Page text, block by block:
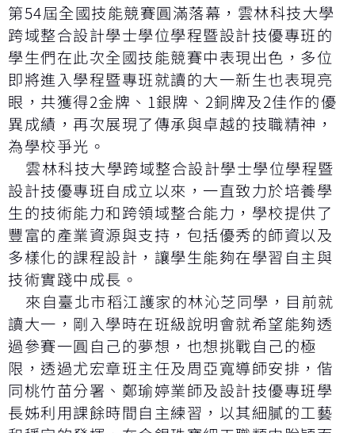
第54屆全國技能競賽圓滿落幕，雲林科技大學
跨域整合設計學士學位學程暨設計技優專班的
學生們在此次全國技能競賽中表現出色，多位
即將進入學程暨專班就讀的大一新生也表現亮
眼，共獲得2金牌、1銀牌、2銅牌及2佳作的優
異成績，再次展現了傳承與卓越的技職精神，
為學校爭光。
雲林科技大學跨域整合設計學士學位學程暨
設計技優專班自成立以來，一直致力於培養學
生的技術能力和跨領域整合能力，學校提供了
豐富的產業資源與支持，包括優秀的師資以及
多樣化的課程設計，讓學生能夠在學習自主與
技術實踐中成長。
來自臺北市稻江護家的林沁芝同學，目前就
讀大一，剛入學時在班級說明會就希望能夠透
過參賽一圓自己的夢想，也想挑戰自己的極
限，透過尤宏章班主任及周亞寬導師安排，偕
同桃竹苗分署、鄭瑜婷業師及設計技優專班學
長姊利用課餘時間自主練習，以其細膩的工藝